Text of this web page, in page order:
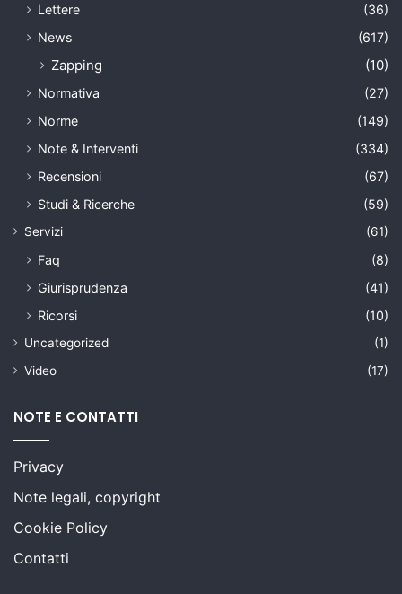
Lettere
(36)
News
(617)
Zapping (10)
Normativa
(27)
Norme
(149)
Note & Interventi
(334)
Recensioni
(67)
Studi & Ricerche
(59)
Servizi (61)
Faq
(8)
Giurisprudenza
(41)
Ricorsi
(10)
Uncategorized
(1)
Video
(17)
NOTE E CONTATTI
Privacy
Note legali, copyright
Cookie Policy
Contatti